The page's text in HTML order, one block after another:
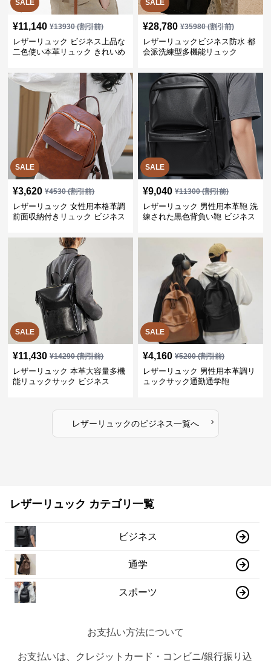
SALE
¥11,140 ¥13930(割引前)
レザーリュック ビジネス上品な
二色使い本革リュック きれいめ
SALE
¥28,780 ¥35980(割引前)
レザーリュックビジネス防水 都
会派洗練型多機能リュック
SALE
¥3,620 ¥4530(割引前)
レザーリュック 女性用本格革調
前面収納付きリュック ビジネス
SALE
¥9,040 ¥11300(割引前)
レザーリュック 男性用本革鞄 洗
練された黒色背負い鞄 ビジネス
SALE
¥11,430 ¥14290(割引前)
レザーリュック 本革大容量多機
能リュックサック ビジネス
SALE
¥4,160 ¥5200(割引前)
レザーリュック 男性用本革調リ
ュックサック通勤通学鞄
レザーリュックのビジネス一覧へ ›
レザーリュック カテゴリ一覧
ビジネス
通学
スポーツ
お支払い方法について
お支払いは、クレジットカード・コンビニ/銀行振り込